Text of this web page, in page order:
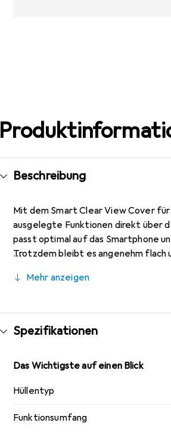
Beschreibung
Mit dem Smart Clear View Cover für
ausgelegte Funktionen direkt über
passt optimal auf das Smartphone
Trotzdem bleibt es angenehm flach
und Funktion mit robustem Schutz.
Mehr anzeigen
Spezifikationen
Das Wichtigste auf einen Blick
Hüllentyp
Funktionsumfang